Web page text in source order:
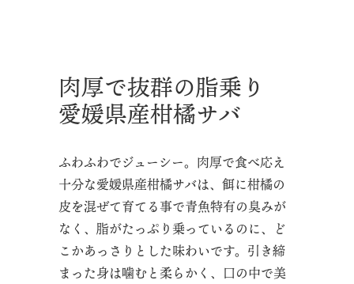
肉厚で抜群の脂乗り
愛媛県産柑橘サバ
ふわふわでジューシー。肉厚で食べ応え
十分な愛媛県産柑橘サバは、餌に柑橘の
皮を混ぜて育てる事で青魚特有の臭みが
なく、脂がたっぷり乗っているのに、ど
こかあっさりとした味わいです。引き締
まった身は噛むと柔らかく、口の中で美